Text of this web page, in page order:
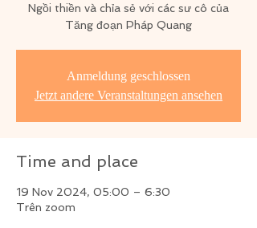
Ngồi thiền và chỉa sẻ với các sư cô của
Tăng đoạn Pháp Quang
Anmeldung geschlossen
Jetzt andere Veranstaltungen ansehen
Time and place
19 Nov 2024, 05:00 – 6:30
Trên zoom